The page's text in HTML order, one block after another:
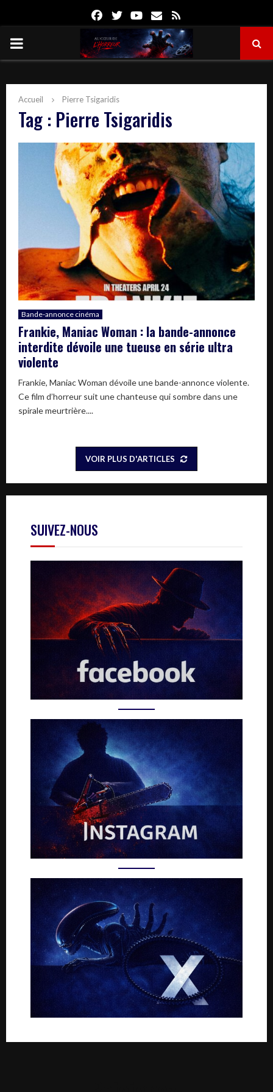
FacebookTwitterYoutube
Email
PRIMARY
Accueil Pierre Tsigaridis
Tag : Pierre Tsigaridis
Bande-annonce cinéma
Frankie, Maniac Woman : la bande-annonce
interdite dévoile une tueuse en série ultra
violente
Frankie, Maniac Woman dévoile une bande-annonce violente.
Ce film d’horreur suit une chanteuse qui sombre dans une
spirale meurtrière....
VOIR PLUS D'ARTICLES
SUIVEZ-NOUS